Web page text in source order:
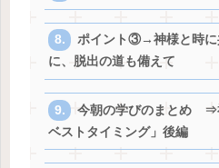
ポイント③→神様と時
に、脱出の道も備えて
今朝の学びのまとめ ⇒
ベストタイミング」後編